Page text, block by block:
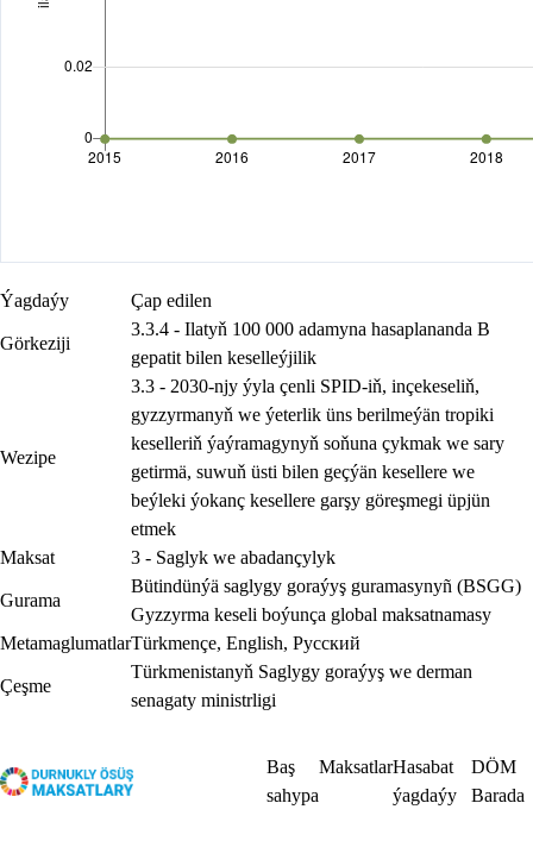
Ýagdaýy Çap edilen
Görkeziji
3.3.4 - Ilatyň 100 000 adamyna hasaplananda B
gepatit bilen keselleýjilik
Wezipe
3.3 - 2030-njy ýyla çenli SPID-iň, inçekeseliň,
gyzzyrmanyň we ýeterlik üns berilmeýän tropiki
keselleriň ýaýramagynyň soňuna çykmak we sary
getirmä, suwuň üsti bilen geçýän kesellere we
beýleki ýokanç kesellere garşy göreşmegi üpjün
etmek
Maksat
3 - Saglyk we abadançylyk
Gurama
Bütindünýä saglygy goraýyş guramasynyñ (BSGG)
Gyzzyrma keseli boýunça global maksatnamasy
MetamaglumatlarTürkmençe, English, Русский
Çeşme
Türkmenistanyň Saglygy goraýyş we derman
senagaty ministrligi
Baş
sahypa
MaksatlarHasabat
ýagdaýy
DÖM
Barada